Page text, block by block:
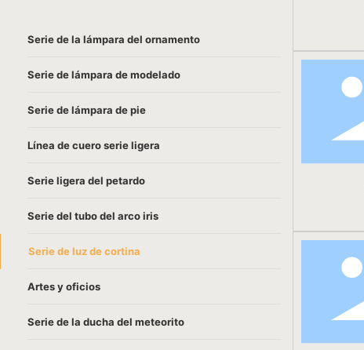
Serie de la lámpara del ornamento
Serie de lámpara de modelado
Serie de lámpara de pie
Línea de cuero serie ligera
Serie ligera del petardo
Serie del tubo del arco iris
Serie de luz de cortina
Artes y oficios
Serie de la ducha del meteorito